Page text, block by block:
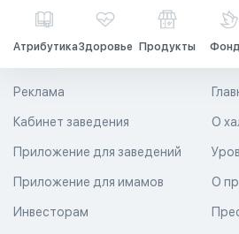
АтрибутикаЗдоровье Продукты
О
Реклама
Кабинет заведения
Приложение для заведений
Приложение для имамов О
Инвесторам